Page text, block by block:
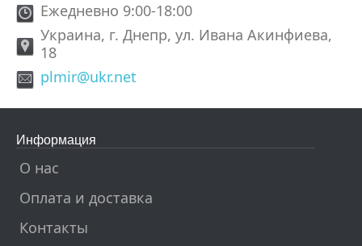
Ежедневно 9:00-18:00
Украина, г. Днепр, ул. Ивана Акинфиева,
18
plmir@ukr.net
Информация
О нас
Оплата и доставка
Контакты